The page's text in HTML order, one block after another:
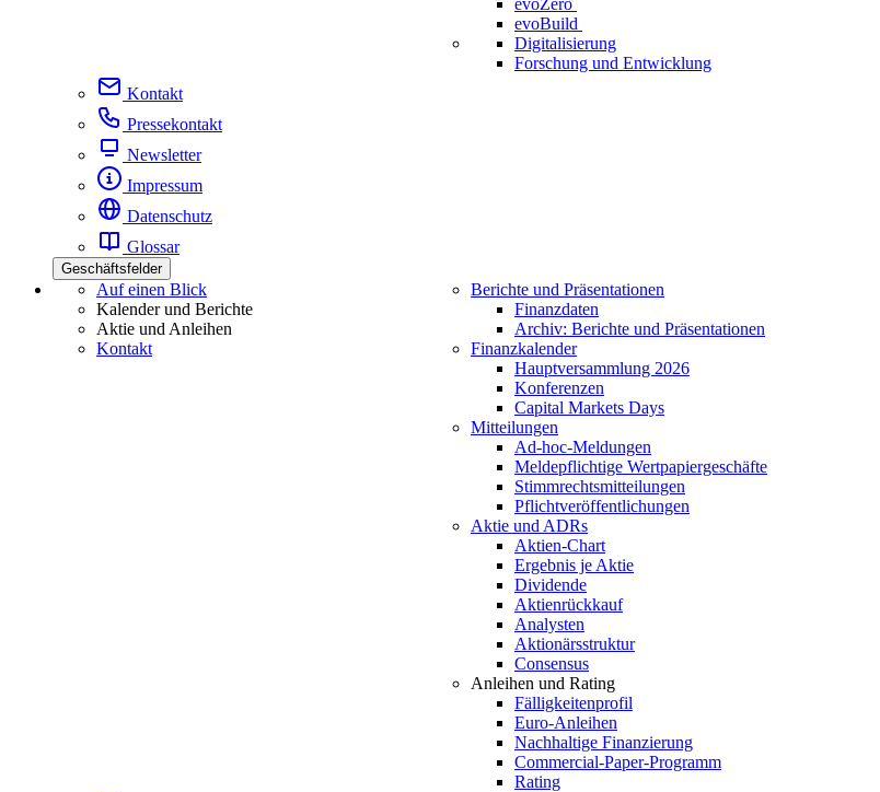
evoZero
evoBuild
Digitalisierung
Forschung und Entwicklung
Kontakt
Pressekontakt
Newsletter
Impressum
Datenschutz
Glossar
Geschäftsfelder
Auf einen Blick
Kalender und Berichte
Aktie und Anleihen
Kontakt
Berichte und Präsentationen
Finanzdaten
Archiv: Berichte und Präsentationen
Finanzkalender
Hauptversammlung 2026
Konferenzen
Capital Markets Days
Mitteilungen
Ad-hoc-Meldungen
Meldepflichtige Wertpapiergeschäfte
Stimmrechtsmitteilungen
Pflichtveröffentlichungen
Aktie und ADRs
Aktien-Chart
Ergebnis je Aktie
Dividende
Aktienrückkauf
Analysten
Aktionärsstruktur
Consensus
Anleihen und Rating
Fälligkeitenprofil
Euro-Anleihen
Nachhaltige Finanzierung
Commercial-Paper-Programm
Rating